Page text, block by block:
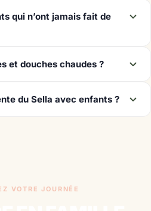
qui n’ont jamais fait de
et douches chaudes ?
du Sella avec enfants ?
VOTRE JOURNÉE